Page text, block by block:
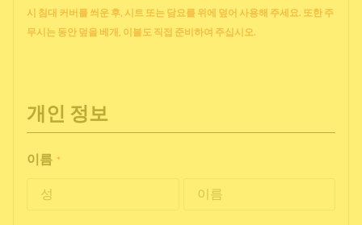
시 침대 커버를 씌운 후, 시트 또는 담요를 위에 덮어 사용해 주세요. 또한 주
무시는 동안 덮을 베개, 이불도 직접 준비하여 주십시오.
개인 정보
이름 *